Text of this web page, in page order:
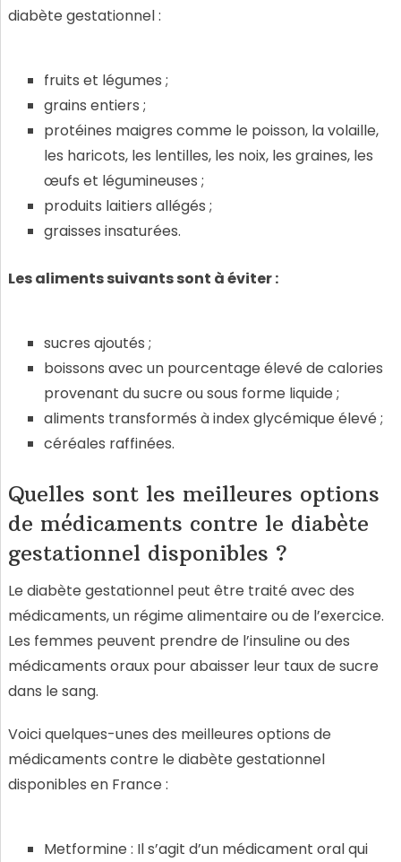
diabète gestationnel :
fruits et légumes ;
grains entiers ;
protéines maigres comme le poisson, la volaille,
les haricots, les lentilles, les noix, les graines, les
œufs et légumineuses ;
produits laitiers allégés ;
graisses insaturées.
Les aliments suivants sont à éviter :
sucres ajoutés ;
boissons avec un pourcentage élevé de calories
provenant du sucre ou sous forme liquide ;
aliments transformés à index glycémique élevé ;
céréales raffinées.
Quelles sont les meilleures options
de médicaments contre le diabète
gestationnel disponibles ?
Le diabète gestationnel peut être traité avec des
médicaments, un régime alimentaire ou de l’exercice.
Les femmes peuvent prendre de l’insuline ou des
médicaments oraux pour abaisser leur taux de sucre
dans le sang.
Voici quelques-unes des meilleures options de
médicaments contre le diabète gestationnel
disponibles en France :
Metformine : Il s’agit d’un médicament oral qui